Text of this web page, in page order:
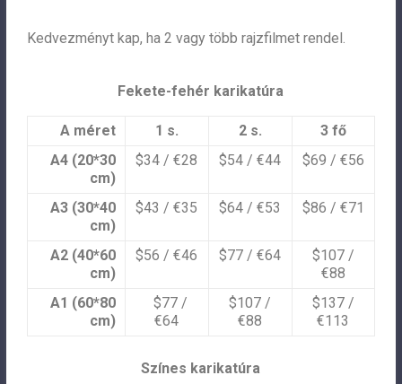
Kedvezményt kap, ha 2 vagy több rajzfilmet rendel.
Fekete-fehér karikatúra
A méret 1 s. 2 s.
3 fő
A4 (20*30
cm)
$34 / €28 $54 / €44 $69 / €56
A3 (30*40
cm)
$43 / €35 $64 / €53 $86 / €71
A2 (40*60
cm)
$56 / €46 $77 / €64
$107 /
€88
A1 (60*80
cm)
$77 /
€64
$107 /
€88
$137 /
€113
Színes karikatúra